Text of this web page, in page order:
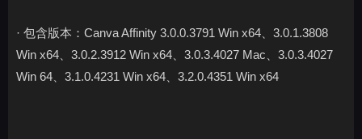
· 包含版本：Canva Affinity 3.0.0.3791 Win x64、3.0.1.3808
Win x64、3.0.2.3912 Win x64、3.0.3.4027 Mac、3.0.3.4027
Win 64、3.1.0.4231 Win x64、3.2.0.4351 Win x64